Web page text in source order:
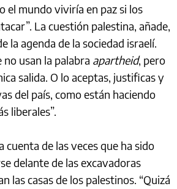
el mundo viviría en paz si los
La cuestión palestina, añade,
la agenda de la sociedad israelí.
usan la palabra apartheid, pero
salida. O lo aceptas, justificas y
del país, como están haciendo
liberales”.
cuenta de las veces que ha sido
delante de las excavadoras
las casas de los palestinos. “Quizá